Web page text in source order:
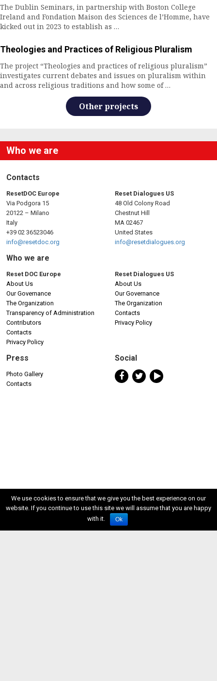
The Dublin Seminars, in partnership with Boston College
Ireland and Fondation Maison des Sciences de l’Homme, have
kicked out in 2023 to establish as …
Theologies and Practices of Religious Pluralism
The project “Theologies and practices of religious pluralism”
investigates current debates and issues on pluralism within
and across religious traditions and how some of …
Other projects
Who we are
Contacts
ResetDOC Europe
Via Podgora 15
20122 – Milano
Italy
+39 02 36523046
info@resetdoc.org
Reset Dialogues US
48 Old Colony Road
Chestnut Hill
MA 02467
United States
info@resetdialogues.org
Who we are
Reset DOC Europe
About Us
Our Governance
The Organization
Transparency of Administration
Contributors
Contacts
Privacy Policy
Reset Dialogues US
About Us
Our Governance
The Organization
Contacts
Privacy Policy
Press
Photo Gallery
Contacts
Social
We use cookies to ensure that we give you the best experience on our
website. If you continue to use this site we will assume that you are happy
with it.
Ok